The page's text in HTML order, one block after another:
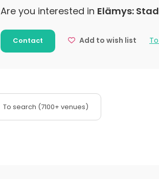
Are you interested in Elämys:
Contact Add to wish list
To search (7100+ venues)